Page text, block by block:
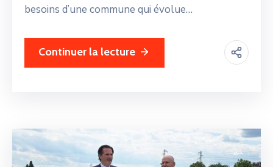
besoins d’une commune qui évolue…
Continuer la lecture